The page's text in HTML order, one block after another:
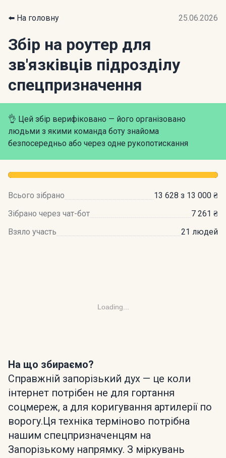
⬅️ На головну 25.06.2026
Збір на роутер для
зв'язківців підрозділу
спецпризначення
👌 Цей збір верифіковано — його організовано
людьми з якими команда боту знайома
безпосередньо або через одне рукопотискання
Всього зібрано
13 628 з 13 000 ₴
Зібрано через чат-бот
7 261 ₴
Взяло участь
21 людей
Loading...
На що збираємо?
Справжній запорізький дух — це коли
інтернет потрібен не для гортання
соцмереж, а для коригування артилерії по
ворогу.Ця техніка терміново потрібна
нашим спецпризначенцям на
Запорізькому напрямку. З міркувань